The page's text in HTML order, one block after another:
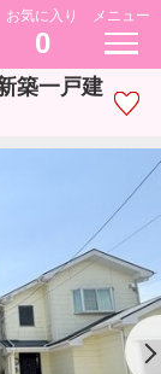
お気に入り
0
メニュー
築一戸建